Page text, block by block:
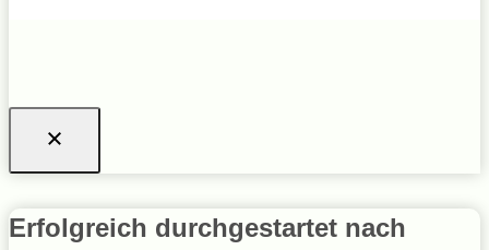
Erfolgreich durchgestartet nach